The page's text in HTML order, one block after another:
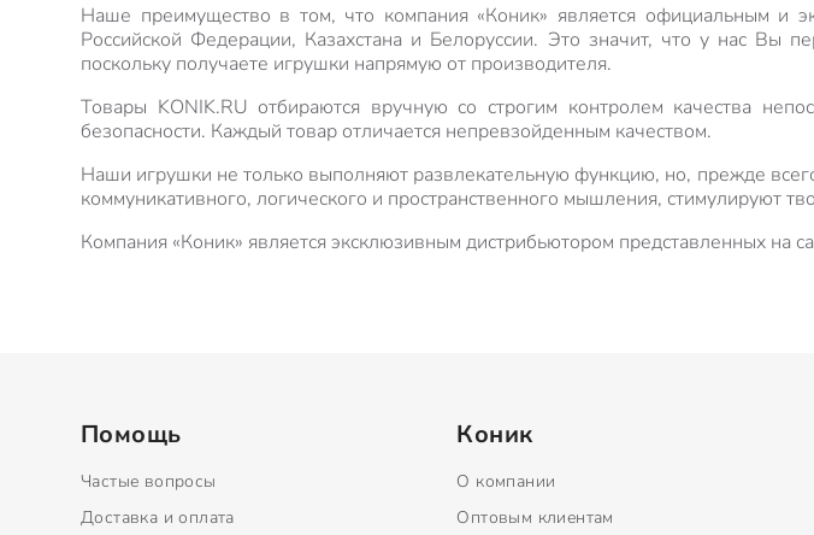
Наше преимущество в том, что компания «Коник» является официальным и
Российской Федерации, Казахстана и Белоруссии. Это значит, что у нас Вы
поскольку получаете игрушки напрямую от производителя.
Товары KONIK.RU отбираются вручную со строгим контролем качества
безопасности. Каждый товар отличается непревзойденным качеством.
Наши игрушки не только выполняют развлекательную функцию, но, прежде
коммуникативного, логического и пространственного мышления, стимулируют
Компания «Коник» является эксклюзивным дистрибьютором представленных на
Помощь
Частые вопросы
Доставка и оплата
Коник
О компании
Оптовым клиентам